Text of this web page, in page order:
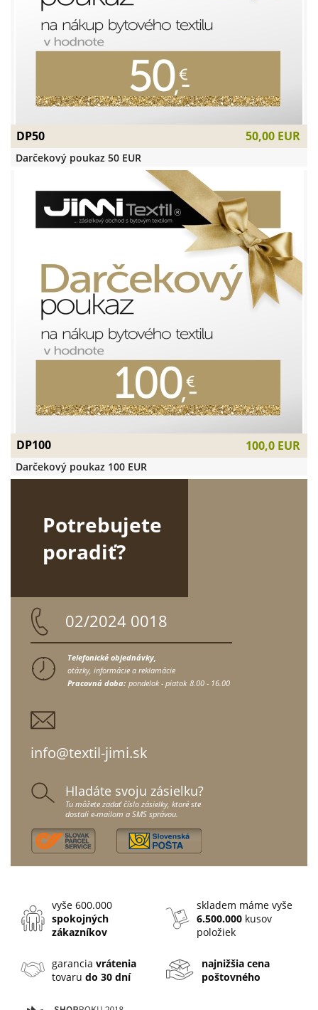
DP50 50,00 EUR
Darčekový poukaz 50 EUR
DP100 100,0 EUR
Darčekový poukaz 100 EUR
Potrebujete
poradiť?
02/2024 0018
Telefonické objednávky,
otázky, informácie a reklamácie
Pracovná doba: pondelok - piatok 8.00 - 16.00
info@textil-jimi.sk
Hladáte svoju zásielku?
Tu môžete zadať číslo zásielky, ktoré ste
dostali e-mailom a SMS správou.
vyše 600.000
spokojných
zákazníkov
skladem máme vyše
6.500.000 kusov
položiek
garanciavrátenia
tovarudo 30 dní
najnižšia cena
poštovného